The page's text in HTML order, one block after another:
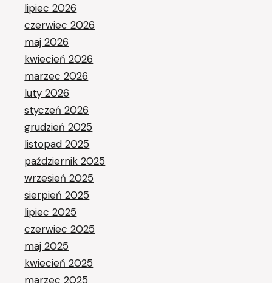
lipiec 2026
czerwiec 2026
maj 2026
kwiecień 2026
marzec 2026
luty 2026
styczeń 2026
grudzień 2025
listopad 2025
październik 2025
wrzesień 2025
sierpień 2025
lipiec 2025
czerwiec 2025
maj 2025
kwiecień 2025
marzec 2025